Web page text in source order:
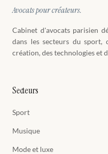
Avocats pour créateurs.
Cabinet d'avocats parisien
dans les secteurs du sport,
création, des technologies et
Secteurs
Sport
Musique
Mode et luxe